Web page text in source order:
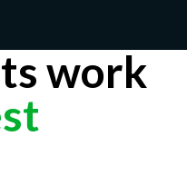
work